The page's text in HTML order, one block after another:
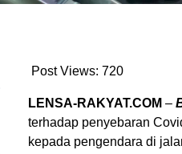
Post Views: 720
LENSA-RAKYAT.COM –
terhadap penyebaran
kepada pengendara di